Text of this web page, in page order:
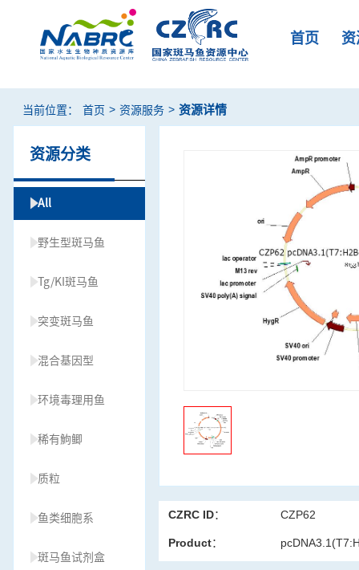
首页
当前位置： 首页 > 资源服务 > 资源详情
资源分类
All
野生型斑马鱼
Tg/KI斑马鱼
突变斑马鱼
混合基因型
环境毒理用鱼
稀有鮈鲫
质粒
鱼类细胞系
斑马鱼试剂盒
CZRC ID： CZP62
Product：